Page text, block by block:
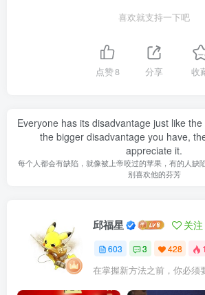
喜欢就支持一下吧
点赞8 分享 收
Everyone has its disadvantage just like
the bigger disadvantage you have,
appreciate it.
每个人都会有缺陷，就像被上帝咬过的苹果，有的人缺
别喜欢他的芬芳
邱福星 关注
603 3 428
在掌握新方法之前，你必须